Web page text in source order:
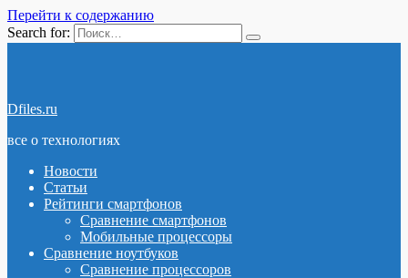
Перейти к содержанию
Search for:
Dfiles.ru
все о технологиях
Новости
Статьи
Рейтинги смартфонов
Сравнение смартфонов
Мобильные процессоры
Сравнение ноутбуков
Сравнение процессоров